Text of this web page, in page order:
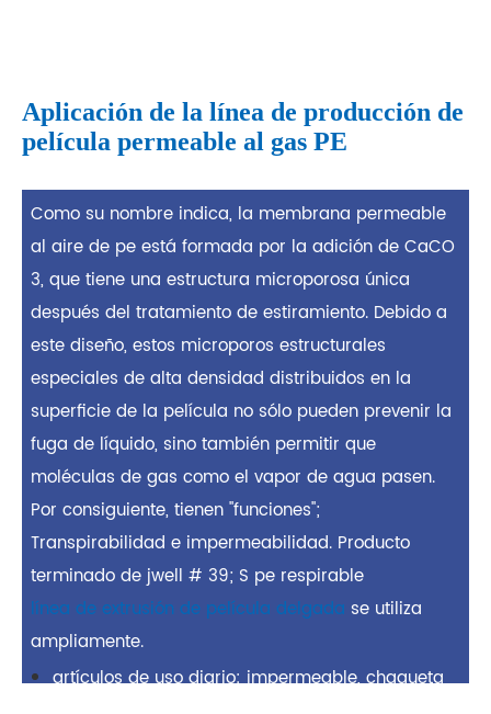
Aplicación de la línea de producción de
película permeable al gas PE
Como su nombre indica, la membrana permeable
al aire de pe está formada por la adición de CaCO
3, que tiene una estructura microporosa única
después del tratamiento de estiramiento. Debido a
este diseño, estos microporos estructurales
especiales de alta densidad distribuidos en la
superficie de la película no sólo pueden prevenir la
fuga de líquido, sino también permitir que
moléculas de gas como el vapor de agua pasen.
Por consiguiente, tienen "funciones";
Transpirabilidad e impermeabilidad. Producto
terminado de jwell # 39; S pe respirable
línea de extrusión de película delgada se utiliza
ampliamente.
artículos de uso diario: impermeable, chaqueta